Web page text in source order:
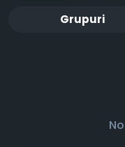
Grupuri